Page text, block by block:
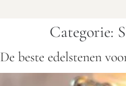
Categorie:
De beste edelstenen